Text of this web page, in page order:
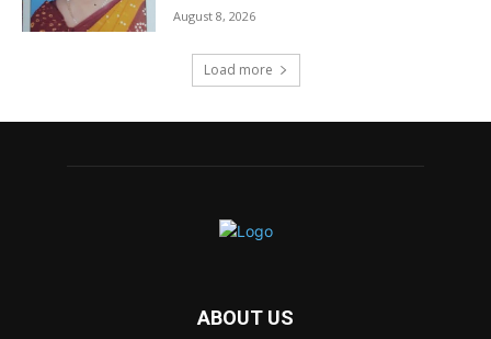
August 8, 2026
Load more
ABOUT US